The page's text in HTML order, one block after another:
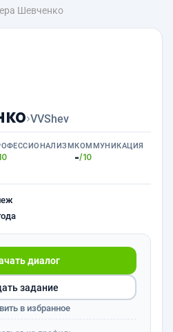
Шевченко
›VVShev
КОММУНИКАЦИЯ
-/10
диалог
задание
в избранное